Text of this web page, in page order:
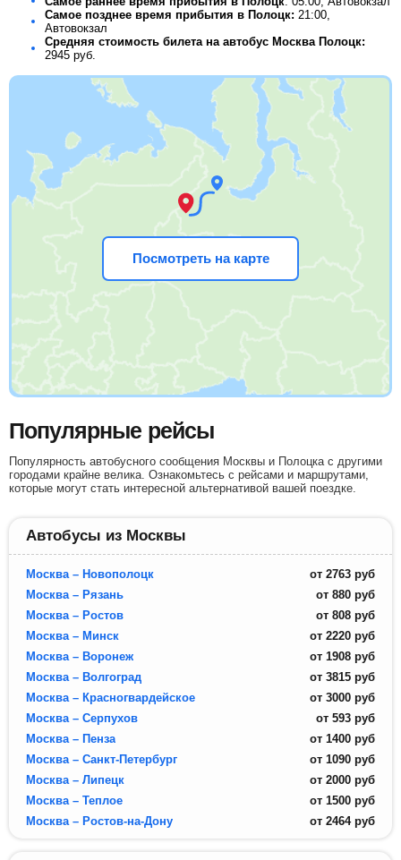
Самое позднее время прибытия в Полоцк: 21:00,
Автовокзал
Средняя стоимость билета на автобус Москва Полоцк:
2945 руб.
Посмотреть на карте
Популярные рейсы
Популярность автобусного сообщения Москвы и Полоцка с другими
городами крайне велика. Ознакомьтесь с рейсами и маршрутами,
которые могут стать интересной альтернативой вашей поездке.
Автобусы из Москвы
Москва – Новополоцк от 2763 руб
Москва – Рязань
от 880 руб
Москва – Ростов
от 808 руб
Москва – Минск
от 2220 руб
Москва – Воронеж
от 1908 руб
Москва – Волгоград
от 3815 руб
Москва – Красногвардейское
от 3000 руб
Москва – Серпухов
от 593 руб
Москва – Пенза
от 1400 руб
Москва – Санкт-Петербург
от 1090 руб
Москва – Липецк
от 2000 руб
Москва – Теплое
от 1500 руб
Москва – Ростов-на-Дону
от 2464 руб